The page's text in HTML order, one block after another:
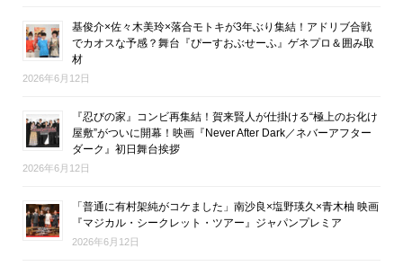
基俊介×佐々木美玲×落合モトキが3年ぶり集結！アドリブ合戦
でカオスな予感？舞台『ぴーすおぶせーふ』ゲネプロ＆囲み取
材
2026年6月12日
『忍びの家』コンビ再集結！賀来賢人が仕掛ける“極上のお化け
屋敷”がついに開幕！映画『Never After Dark／ネバーアフター
ダーク』初日舞台挨拶
2026年6月12日
「普通に有村架純がコケました」南沙良×塩野瑛久×青木柚 映画
『マジカル・シークレット・ツアー』ジャパンプレミア
2026年6月12日